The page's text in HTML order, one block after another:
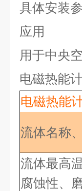
具体安装
应用
用于中央
电磁热能
电磁热能
流体名称
流体最高温
腐蚀性、